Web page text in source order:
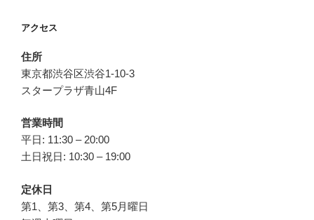
ン
アクセス
住所
東京都渋谷区渋谷1-10-3
スタープラザ青山4F
営業時間
平日: 11:30 – 20:00
土日祝日: 10:30 – 19:00
定休日
第1、第3、第4、第5月曜日